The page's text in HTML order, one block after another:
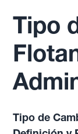
Tipo
Tipo de